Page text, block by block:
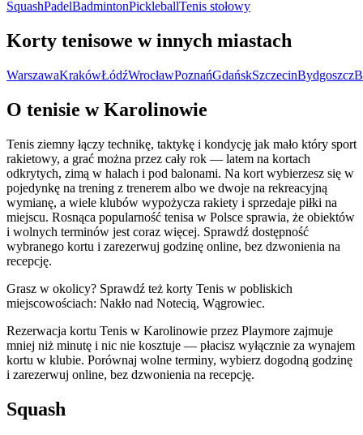
SquashPadelBadmintonPickleballTenis stołowy
Korty tenisowe w innych miastach
WarszawaKrakówŁódźWrocławPoznańGdańskSzczecinBydgoszcz
O tenisie w Karolinowie
Tenis ziemny łączy technikę, taktykę i kondycję jak mało który sport
rakietowy, a grać można przez cały rok — latem na kortach
odkrytych, zimą w halach i pod balonami. Na kort wybierzesz się w
pojedynkę na trening z trenerem albo we dwoje na rekreacyjną
wymianę, a wiele klubów wypożycza rakiety i sprzedaje piłki na
miejscu. Rosnąca popularność tenisa w Polsce sprawia, że obiektów
i wolnych terminów jest coraz więcej. Sprawdź dostępność
wybranego kortu i zarezerwuj godzinę online, bez dzwonienia na
recepcję.
Grasz w okolicy? Sprawdź też korty Tenis w pobliskich
miejscowościach: Nakło nad Notecią, Wągrowiec.
Rezerwacja kortu Tenis w Karolinowie przez Playmore zajmuje
mniej niż minutę i nic nie kosztuje — płacisz wyłącznie za wynajem
kortu w klubie. Porównaj wolne terminy, wybierz dogodną godzinę
i zarezerwuj online, bez dzwonienia na recepcję.
Squash